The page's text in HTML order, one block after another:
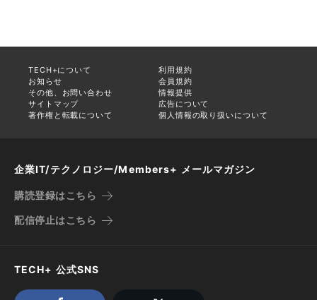
TECH+について
利用規約
お知らせ
会員規約
その他、お問い合わせ
情報提供
サイトマップ
広告について
著作権と転載について
個人情報の取り扱いについて
企業IT/テクノロジー/Members+ メールマガジン
購読登録はこちら
配信停止はこちら
TECH+ 公式SNS